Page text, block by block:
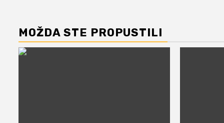
MOŽDA STE PROPUSTILI